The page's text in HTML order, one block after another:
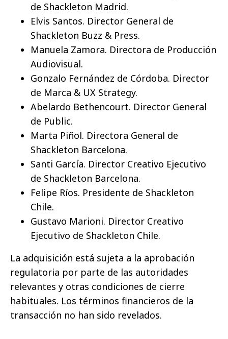
de Shackleton Madrid.
Elvis Santos. Director General de
Shackleton Buzz & Press.
Manuela Zamora. Directora de Producción
Audiovisual.
Gonzalo Fernández de Córdoba. Director
de Marca & UX Strategy.
Abelardo Bethencourt. Director General
de Public.
Marta Piñol. Directora General de
Shackleton Barcelona.
Santi García. Director Creativo Ejecutivo
de Shackleton Barcelona.
Felipe Ríos. Presidente de Shackleton
Chile.
Gustavo Marioni. Director Creativo
Ejecutivo de Shackleton Chile.
La adquisición está sujeta a la aprobación
regulatoria por parte de las autoridades
relevantes y otras condiciones de cierre
habituales. Los términos financieros de la
transacción no han sido revelados.